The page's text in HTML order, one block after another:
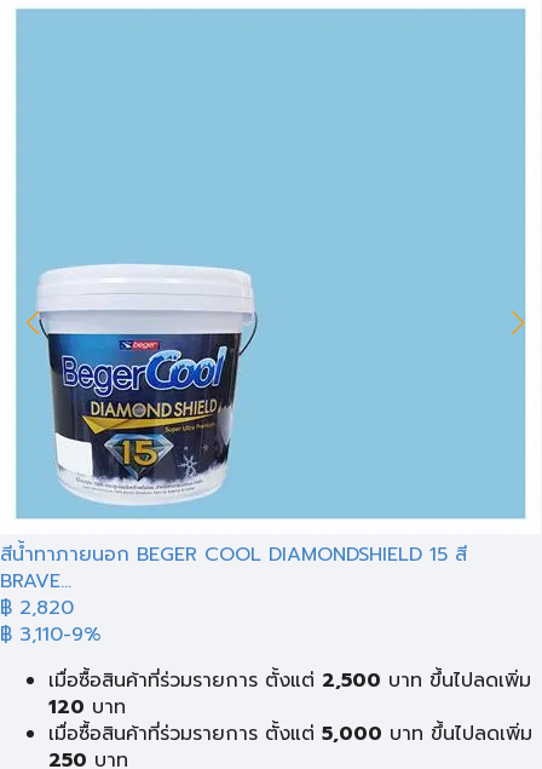
สีน้ำทาภายนอก BEGER COOL DIAMONDSHIELD 15 สี
BRAVE...
฿ 2,820
฿ 3,110-9%
เมื่อซื้อสินค้าที่ร่วมรายการ ตั้งแต่ 2,500 บาท ขึ้นไปลดเพิ่ม
120 บาท
เมื่อซื้อสินค้าที่ร่วมรายการ ตั้งแต่ 5,000 บาท ขึ้นไปลดเพิ่ม
250 บาท